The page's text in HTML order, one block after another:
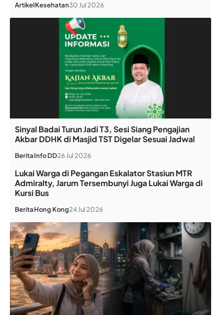
ArtikelKesehatan30 Jul 2026
Sinyal Badai Turun Jadi T3, Sesi Siang Pengajian
Akbar DDHK di Masjid TST Digelar Sesuai Jadwal
BeritaInfo DD26 Jul 2026
Lukai Warga di Pegangan Eskalator Stasiun MTR
Admiralty, Jarum Tersembunyi Juga Lukai Warga di
Kursi Bus
BeritaHong Kong24 Jul 2026